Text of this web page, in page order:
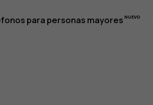
para personas mayores